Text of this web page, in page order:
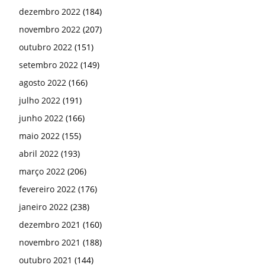
dezembro 2022 (184)
novembro 2022 (207)
outubro 2022 (151)
setembro 2022 (149)
agosto 2022 (166)
julho 2022 (191)
junho 2022 (166)
maio 2022 (155)
abril 2022 (193)
março 2022 (206)
fevereiro 2022 (176)
janeiro 2022 (238)
dezembro 2021 (160)
novembro 2021 (188)
outubro 2021 (144)